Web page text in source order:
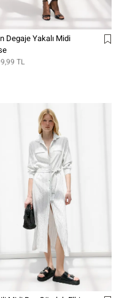
Degaje Yakalı Midi
TL